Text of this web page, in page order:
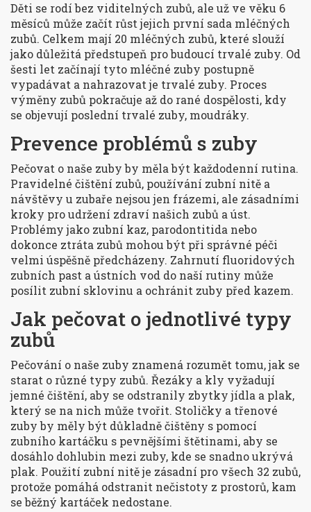
Děti se rodí bez viditelných zubů, ale už ve věku 6
měsíců může začít růst jejich první sada mléčných
zubů. Celkem mají 20 mléčných zubů, které slouží
jako důležitá předstupeň pro budoucí trvalé zuby. Od
šesti let začínají tyto mléčné zuby postupně
vypadávat a nahrazovat je trvalé zuby. Proces
výměny zubů pokračuje až do rané dospělosti, kdy
se objevují poslední trvalé zuby, moudráky.
Prevence problémů s zuby
Pečovat o naše zuby by měla být každodenní rutina.
Pravidelné čištění zubů, používání zubní nitě a
návštěvy u zubaře nejsou jen frázemi, ale zásadními
kroky pro udržení zdraví našich zubů a úst.
Problémy jako zubní kaz, parodontitida nebo
dokonce ztráta zubů mohou být při správné péči
velmi úspěšně předcházeny. Zahrnutí fluoridových
zubních past a ústních vod do naší rutiny může
posílit zubní sklovinu a ochránit zuby před kazem.
Jak pečovat o jednotlivé typy
zubů
Pečování o naše zuby znamená rozumět tomu, jak se
starat o různé typy zubů. Řezáky a kly vyžadují
jemné čištění, aby se odstranily zbytky jídla a plak,
který se na nich může tvořit. Stoličky a třenové
zuby by měly být důkladně čištěny s pomocí
zubního kartáčku s pevnějšími štětinami, aby se
dosáhlo dohlubin mezi zuby, kde se snadno ukrývá
plak. Použití zubní nitě je zásadní pro všech 32 zubů,
protože pomáhá odstranit nečistoty z prostorů, kam
se běžný kartáček nedostane.